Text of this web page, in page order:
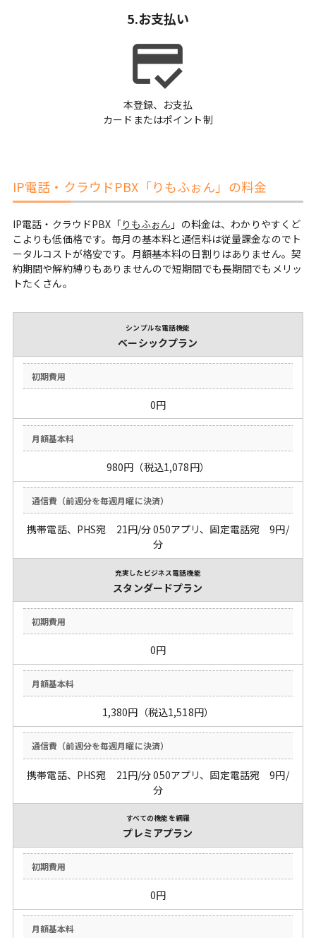
5.お支払い
credit_score
本登録、お支払
カードまたはポイント制
IP電話・クラウドPBX「りもふぉん」の料金
IP電話・クラウドPBX「りもふぉん 」の料金は、わかりやすくど
こよりも低価格です。毎月の基本料と通信料は従量課金なのでト
ータルコストが格安です。月額基本料の日割りはありません。契
約期間や解約縛りもありませんので短期間でも長期間でもメリッ
トたくさん。
シンプルな電話機能
ベーシックプラン
0円
980円（税込1,078円）
携帯電話、PHS宛 21円/分 050アプリ、固定電話宛9円/
分
充実したビジネス電話機能
スタンダードプラン
0円
1,380円（税込1,518円）
携帯電話、PHS宛 21円/分 050アプリ、固定電話宛9円/
分
すべての機能を網羅
プレミアプラン
0円